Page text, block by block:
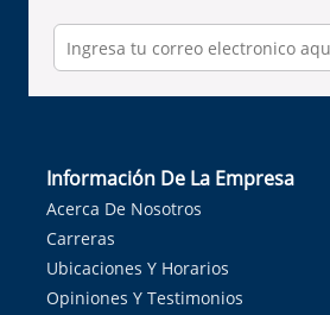
Información De La Empresa
Acerca De Nosotros
Carreras
Ubicaciones Y Horarios
Opiniones Y Testimonios